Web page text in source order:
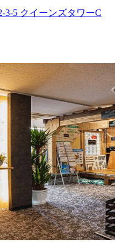
3-5 クイーンズタワーC